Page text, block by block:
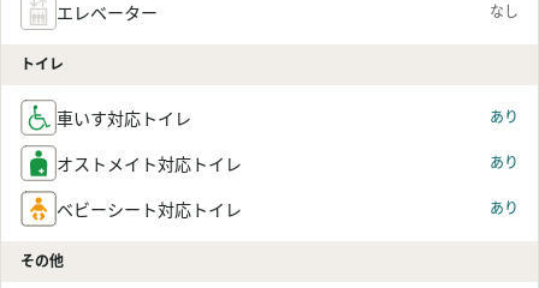
エレベーター なし
トイレ
車いす対応トイレ あり
オストメイト対応トイレ あり
ベビーシート対応トイレ あり
その他